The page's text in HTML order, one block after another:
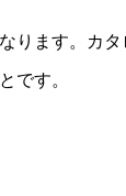
ります。カタ
です。